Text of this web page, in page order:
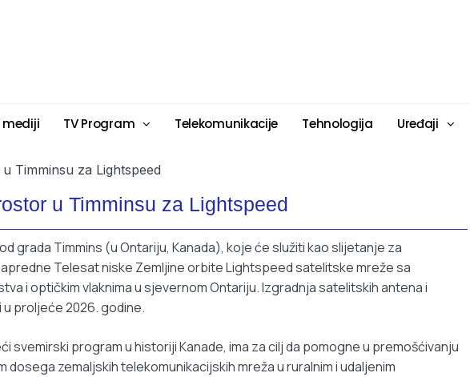
TV Program Telekomunikacije Tehnologija Uređaji
u Timminsu za Lightspeed
grada Timmins (u Ontariju, Kanada), koje će služiti kao slijetanje za
Telesat niske Zemljine orbite Lightspeed satelitske mreže sa
i optičkim vlaknima u sjevernom Ontariju. Izgradnja satelitskih antena i
proljeće 2026. godine.
svemirski program u historiji Kanade, ima za cilj da pomogne u premošćivanju
zemaljskih telekomunikacijskih mreža u ruralnim i udaljenim